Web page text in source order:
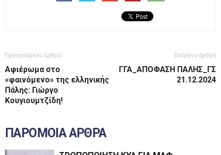
Προηγούμενο άρθρο
Αφιέρωμα στο
«φαινόμενο» της ελληνικής
Πάλης: Γιώργο
Κουγιουμτζίδη!
Επόμενο άρθρο
ΓΓΑ_ΑΠΟΦΑΣΗ ΠΑΛΗΣ_ΓΣ
21.12.2024
ΠΑΡΟΜΟΙΑ ΑΡΘΡΑ